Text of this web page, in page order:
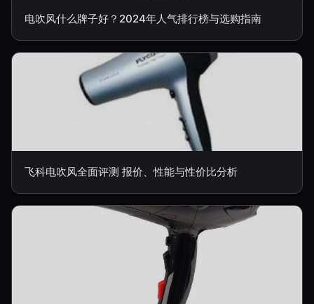
电吹风什么牌子好？2024年人气排行榜与选购指南
飞科电吹风全面评测 报价、性能与性价比分析